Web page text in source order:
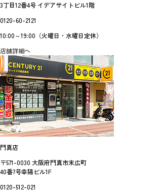
3丁目12番4号 イデアサイトビル1階
0120-60-2121
10:00～19:00（火曜日・水曜日定休）
店舗詳細へ
門真店
〒571-0030 大阪府門真市末広町
40番7号幸陽ビル1F
0120-512-021